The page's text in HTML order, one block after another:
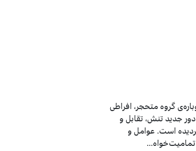
گروه متحجر، افراطی
اسد ۱۴۰۰/ ۱۵ آگست ۲۰۲۱ و با آغاز دور جدید تنش، تقابل و
است. عوامل و